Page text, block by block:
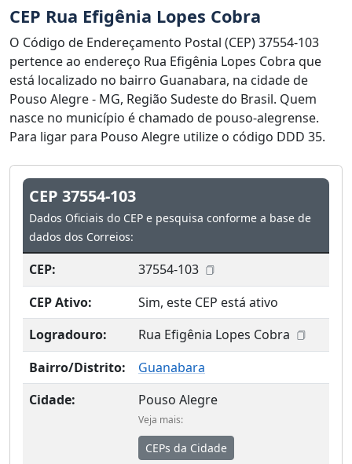
CEP Rua Efigênia Lopes Cobra
O Código de Endereçamento Postal (CEP) 37554-103
pertence ao endereço Rua Efigênia Lopes Cobra que
está localizado no bairro Guanabara, na cidade de
Pouso Alegre - MG, Região Sudeste do Brasil. Quem
nasce no município é chamado de pouso-alegrense.
Para ligar para Pouso Alegre utilize o código DDD 35.
CEP 37554-103
Dados Oficiais do CEP e pesquisa conforme a base de
dados dos Correios:
CEP:
37554-103
CEP Ativo:
Sim, este CEP está ativo
Logradouro:
Rua Efigênia Lopes Cobra
Bairro/Distrito:
Guanabara
Cidade:
Pouso Alegre
Veja mais:
CEPs da Cidade